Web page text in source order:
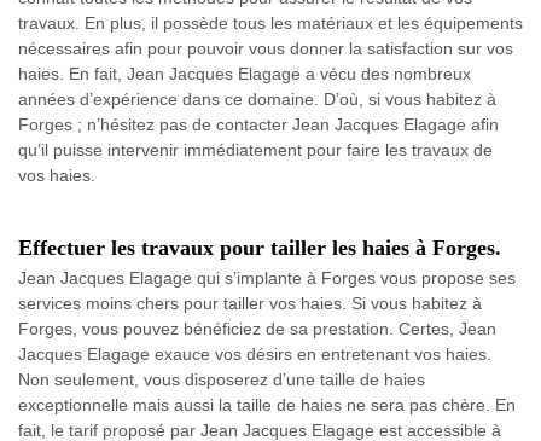
travaux. En plus, il possède tous les matériaux et les équipements
nécessaires afin pour pouvoir vous donner la satisfaction sur vos
haies. En fait, Jean Jacques Elagage a vécu des nombreux
années d’expérience dans ce domaine. D’où, si vous habitez à
Forges ; n’hésitez pas de contacter Jean Jacques Elagage afin
qu’il puisse intervenir immédiatement pour faire les travaux de
vos haies.
Effectuer les travaux pour tailler les haies à Forges.
Jean Jacques Elagage qui s’implante à Forges vous propose ses
services moins chers pour tailler vos haies. Si vous habitez à
Forges, vous pouvez bénéficiez de sa prestation. Certes, Jean
Jacques Elagage exauce vos désirs en entretenant vos haies.
Non seulement, vous disposerez d’une taille de haies
exceptionnelle mais aussi la taille de haies ne sera pas chère. En
fait, le tarif proposé par Jean Jacques Elagage est accessible à